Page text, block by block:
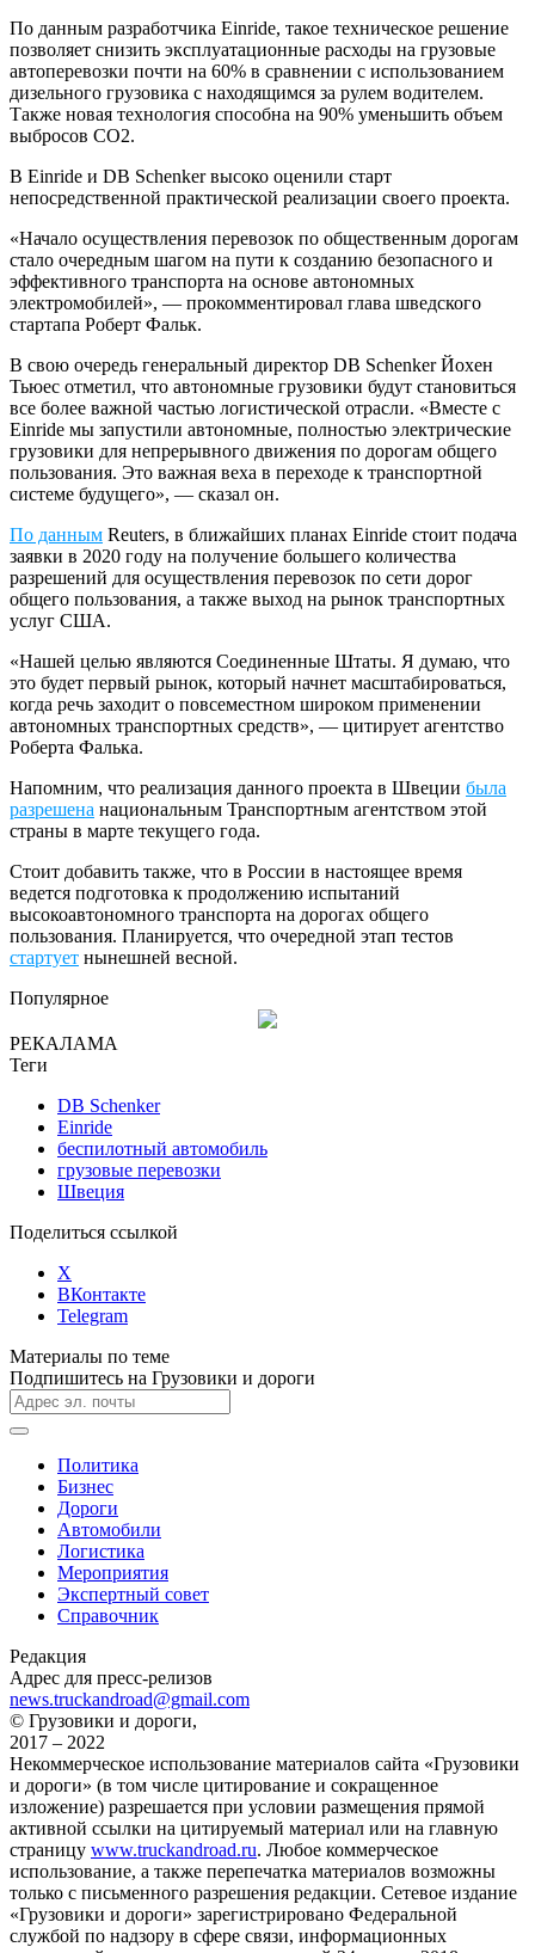
По данным разработчика Einride, такое техническое решение
позволяет снизить эксплуатационные расходы на грузовые
автоперевозки почти на 60% в сравнении с использованием
дизельного грузовика с находящимся за рулем водителем.
Также новая технология способна на 90% уменьшить объем
выбросов CO2.
В Einride и DB Schenker высоко оценили старт
непосредственной практической реализации своего проекта.
«Начало осуществления перевозок по общественным дорогам
стало очередным шагом на пути к созданию безопасного и
эффективного транспорта на основе автономных
электромобилей», — прокомментировал глава шведского
стартапа Роберт Фальк.
В свою очередь генеральный директор DB Schenker Йохен
Тьюес отметил, что автономные грузовики будут становиться
все более важной частью логистической отрасли. «Вместе с
Einride мы запустили автономные, полностью электрические
грузовики для непрерывного движения по дорогам общего
пользования. Это важная веха в переходе к транспортной
системе будущего», — сказал он.
По данным Reuters, в ближайших планах Einride стоит подача
заявки в 2020 году на получение большего количества
разрешений для осуществления перевозок по сети дорог
общего пользования, а также выход на рынок транспортных
услуг США.
«Нашей целью являются Соединенные Штаты. Я думаю, что
это будет первый рынок, который начнет масштабироваться,
когда речь заходит о повсеместном широком применении
автономных транспортных средств», — цитирует агентство
Роберта Фалька.
Напомним, что реализация данного проекта в Швеции была
разрешена национальным Транспортным агентством этой
страны в марте текущего года.
Стоит добавить также, что в России в настоящее время
ведется подготовка к продолжению испытаний
высокоавтономного транспорта на дорогах общего
пользования. Планируется, что очередной этап тестов
стартует нынешней весной.
Популярное
РЕКАЛАМА
Теги
DB Schenker
Einride
беспилотный автомобиль
грузовые перевозки
Швеция
Поделиться ссылкой
X
ВКонтакте
Telegram
Материалы по теме
Подпишитесь на Грузовики и дороги
Политика
Бизнес
Дороги
Автомобили
Логистика
Мероприятия
Экспертный совет
Справочник
Редакция
Адрес для пресс-релизов
news.truckandroad@gmail.com
© Грузовики и дороги,
2017 – 2022
Некоммерческое использование материалов сайта «Грузовики
и дороги» (в том числе цитирование и сокращенное
изложение) разрешается при условии размещения прямой
активной ссылки на цитируемый материал или на главную
страницу www.truckandroad.ru. Любое коммерческое
использование, а также перепечатка материалов возможны
только с письменного разрешения редакции. Сетевое издание
«Грузовики и дороги» зарегистрировано Федеральной
службой по надзору в сфере связи, информационных